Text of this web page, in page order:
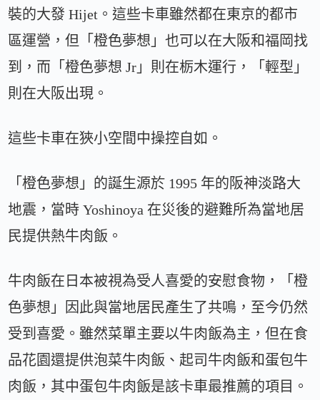
裝的大發 Hijet。這些卡車雖然都在東京的都市
區運營，但「橙色夢想」也可以在大阪和福岡找
到，而「橙色夢想 Jr」則在栃木運行，「輕型」
則在大阪出現。
這些卡車在狹小空間中操控自如。
「橙色夢想」的誕生源於 1995 年的阪神淡路大
地震，當時 Yoshinoya 在災後的避難所為當地居
民提供熱牛肉飯。
牛肉飯在日本被視為受人喜愛的安慰食物，「橙
色夢想」因此與當地居民產生了共鳴，至今仍然
受到喜愛。雖然菜單主要以牛肉飯為主，但在食
品花園還提供泡菜牛肉飯、起司牛肉飯和蛋包牛
肉飯，其中蛋包牛肉飯是該卡車最推薦的項目。